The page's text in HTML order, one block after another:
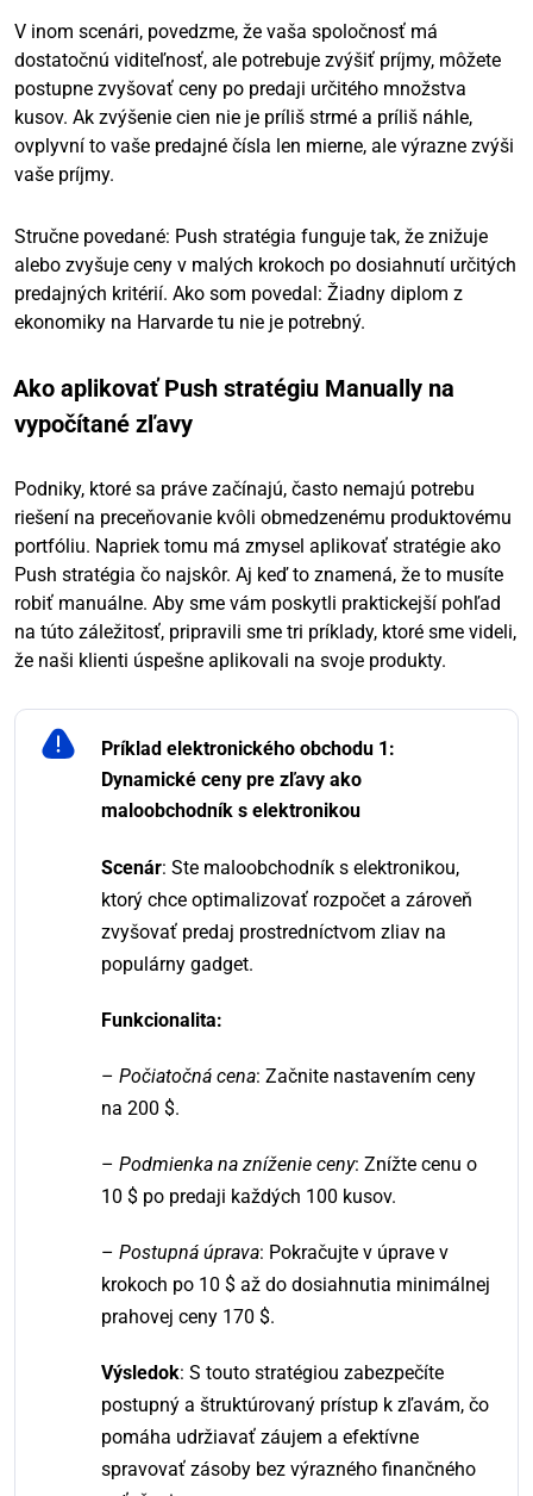
V inom scenári, povedzme, že vaša spoločnosť má
dostatočnú viditeľnosť, ale potrebuje zvýšiť príjmy, môžete
postupne zvyšovať ceny po predaji určitého množstva
kusov. Ak zvýšenie cien nie je príliš strmé a príliš náhle,
ovplyvní to vaše predajné čísla len mierne, ale výrazne zvýši
vaše príjmy.
Stručne povedané: Push stratégia funguje tak, že znižuje
alebo zvyšuje ceny v malých krokoch po dosiahnutí určitých
predajných kritérií. Ako som povedal: Žiadny diplom z
ekonomiky na Harvarde tu nie je potrebný.
Ako aplikovať Push stratégiu Manually na
vypočítané zľavy
Podniky, ktoré sa práve začínajú, často nemajú potrebu
riešení na preceňovanie kvôli obmedzenému produktovému
portfóliu. Napriek tomu má zmysel aplikovať stratégie ako
Push stratégia čo najskôr. Aj keď to znamená, že to musíte
robiť manuálne. Aby sme vám poskytli praktickejší pohľad
na túto záležitosť, pripravili sme tri príklady, ktoré sme videli,
že naši klienti úspešne aplikovali na svoje produkty.
Príklad elektronického obchodu 1:
Dynamické ceny pre zľavy ako
maloobchodník s elektronikou
Scenár: Ste maloobchodník s elektronikou,
ktorý chce optimalizovať rozpočet a zároveň
zvyšovať predaj prostredníctvom zliav na
populárny gadget.
Funkcionalita:
– Počiatočná cena: Začnite nastavením ceny
na 200 $.
– Podmienka na zníženie ceny: Znížte cenu o
10 $ po predaji každých 100 kusov.
– Postupná úprava: Pokračujte v úprave v
krokoch po 10 $ až do dosiahnutia minimálnej
prahovej ceny 170 $.
Výsledok: S touto stratégiou zabezpečíte
postupný a štruktúrovaný prístup k zľavám, čo
pomáha udržiavať záujem a efektívne
spravovať zásoby bez výrazného finančného